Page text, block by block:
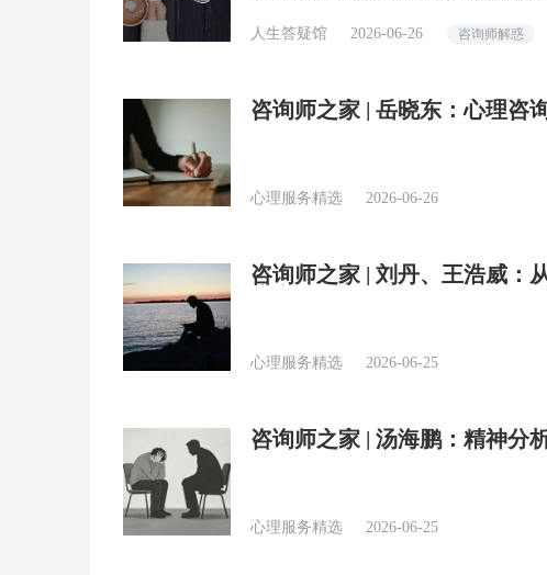
人生答疑馆 2026-06-26 咨询师解惑
咨询师之家 | 岳晓东：心理咨
心理服务精选 2026-06-26
咨询师之家 | 刘丹、王浩威：
心理服务精选 2026-06-25
咨询师之家 | 汤海鹏：精神分
心理服务精选 2026-06-25